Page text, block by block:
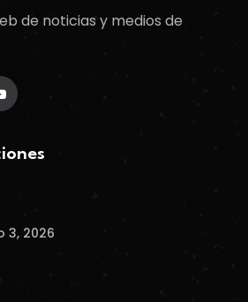
de noticias y medios de
3, 2026